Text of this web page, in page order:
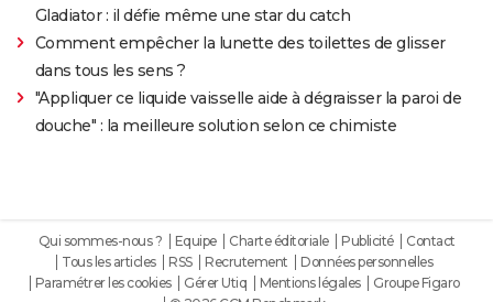
Gladiator : il défie même une star du catch
Comment empêcher la lunette des toilettes de glisser
dans tous les sens ?
"Appliquer ce liquide vaisselle aide à dégraisser la paroi de
douche" : la meilleure solution selon ce chimiste
Qui sommes-nous ? Equipe Charte éditoriale Publicité
Contact
Tous les articles
RSS Recrutement
Données personnelles
Paramétrer les cookies
Gérer Utiq Mentions légales
Groupe Figaro